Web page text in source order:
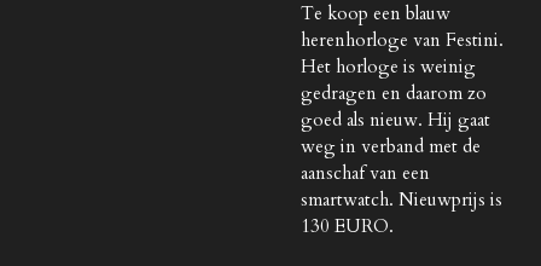
Te koop een blauw
herenhorloge van Festini.
Het horloge is weinig
gedragen en daarom zo
goed als nieuw. Hij gaat
weg in verband met de
aanschaf van een
smartwatch. Nieuwprijs is
130 EURO.